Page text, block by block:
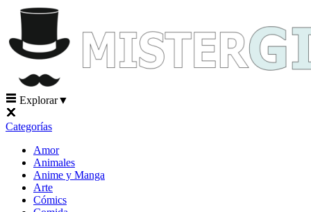
Explorar▼
Categorías
Amor
Animales
Anime y Manga
Arte
Cómics